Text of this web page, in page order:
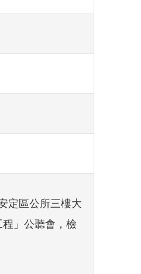
定區公所三樓大
」公聽會，檢